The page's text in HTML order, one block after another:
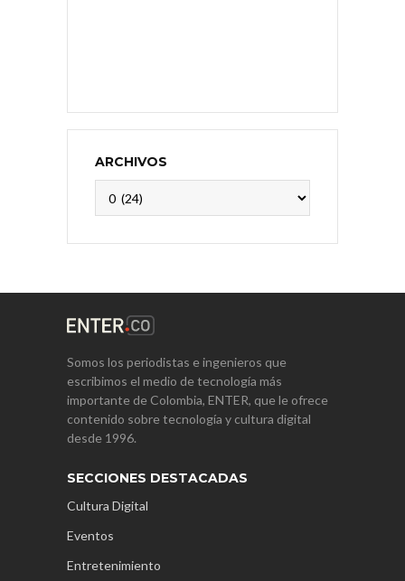
ARCHIVOS
Somos los periodistas e ingenieros que
escribimos el medio de tecnología más
importante de Colombia, ENTER, que le ofrece
contenido sobre tecnología y cultura digital
desde 1996.
SECCIONES DESTACADAS
Cultura Digital
Eventos
Entretenimiento